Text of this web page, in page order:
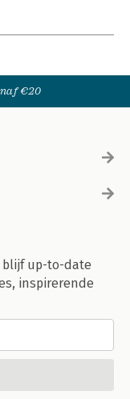
€20
blijf up-to-date
inspirerende